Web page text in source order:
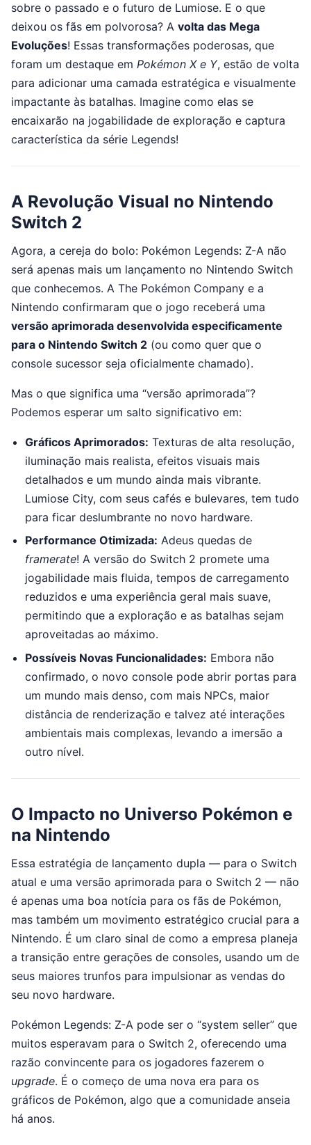
sobre o passado e o futuro de Lumiose. E o que
deixou os fãs em polvorosa? A volta das Mega
Evoluções! Essas transformações poderosas, que
foram um destaque em Pokémon X e Y, estão de volta
para adicionar uma camada estratégica e visualmente
impactante às batalhas. Imagine como elas se
encaixarão na jogabilidade de exploração e captura
característica da série Legends!
A Revolução Visual no Nintendo
Switch 2
Agora, a cereja do bolo: Pokémon Legends: Z-A não
será apenas mais um lançamento no Nintendo Switch
que conhecemos. A The Pokémon Company e a
Nintendo confirmaram que o jogo receberá uma
versão aprimorada desenvolvida especificamente
para o Nintendo Switch 2 (ou como quer que o
console sucessor seja oficialmente chamado).
Mas o que significa uma “versão aprimorada”?
Podemos esperar um salto significativo em:
Gráficos Aprimorados: Texturas de alta resolução,
iluminação mais realista, efeitos visuais mais
detalhados e um mundo ainda mais vibrante.
Lumiose City, com seus cafés e bulevares, tem tudo
para ficar deslumbrante no novo hardware.
Performance Otimizada: Adeus quedas de
framerate! A versão do Switch 2 promete uma
jogabilidade mais fluida, tempos de carregamento
reduzidos e uma experiência geral mais suave,
permitindo que a exploração e as batalhas sejam
aproveitadas ao máximo.
Possíveis Novas Funcionalidades: Embora não
confirmado, o novo console pode abrir portas para
um mundo mais denso, com mais NPCs, maior
distância de renderização e talvez até interações
ambientais mais complexas, levando a imersão a
outro nível.
O Impacto no Universo Pokémon e
na Nintendo
Essa estratégia de lançamento dupla — para o Switch
atual e uma versão aprimorada para o Switch 2 — não
é apenas uma boa notícia para os fãs de Pokémon,
mas também um movimento estratégico crucial para a
Nintendo. É um claro sinal de como a empresa planeja
a transição entre gerações de consoles, usando um de
seus maiores trunfos para impulsionar as vendas do
seu novo hardware.
Pokémon Legends: Z-A pode ser o “system seller” que
muitos esperavam para o Switch 2, oferecendo uma
razão convincente para os jogadores fazerem o
upgrade. É o começo de uma nova era para os
gráficos de Pokémon, algo que a comunidade anseia
há anos.